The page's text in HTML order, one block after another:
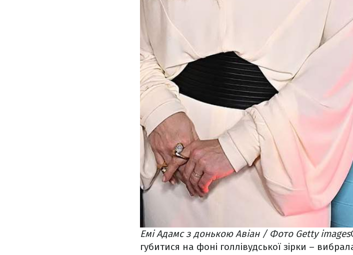
Емі Адамс з донькою Авіан / Фото Getty images
губитися на фоні голлівудської зірки –